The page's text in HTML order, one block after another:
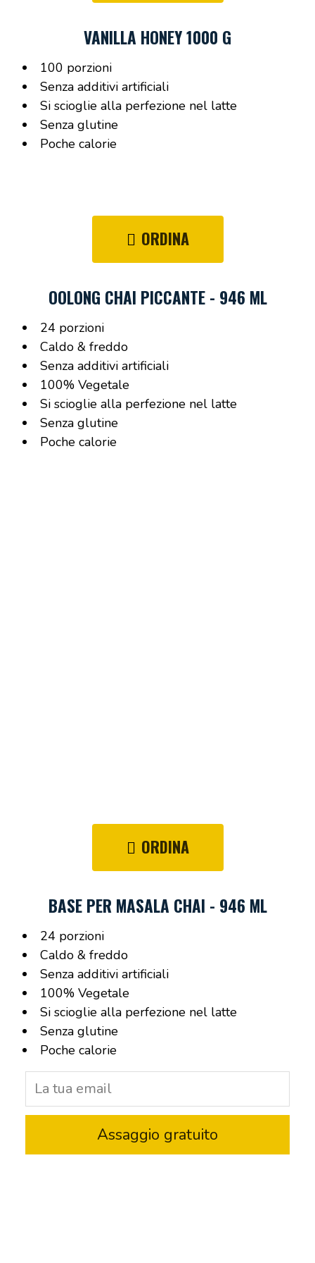
VANILLA HONEY 1000 G
100 porzioni
Senza additivi artificiali
Si scioglie alla perfezione nel latte
Senza glutine
Poche calorie
ORDINA
OOLONG CHAI PICCANTE - 946 ML
24 porzioni
Caldo & freddo
Senza additivi artificiali
100% Vegetale
Si scioglie alla perfezione nel latte
Senza glutine
Poche calorie
ORDINA
BASE PER MASALA CHAI - 946 ML
24 porzioni
Caldo & freddo
Senza additivi artificiali
100% Vegetale
Si scioglie alla perfezione nel latte
Senza glutine
Poche calorie
Assaggio gratuito